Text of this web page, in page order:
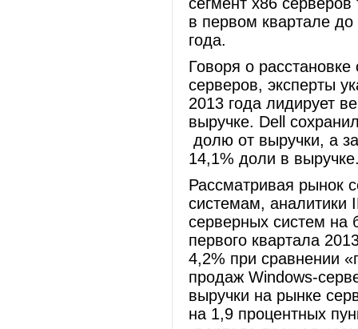
в первом квартале
года.
Говоря о
серверов, эксперты
2013 года лидирует
выручке. Dell
долю от выручки, а
14,1% доли в
Рассматривая рынок
системам, аналитики
серверных систем на
первого квартала
4,2% при сравнении
продаж Windows-
выручки на рынке
на 1,9 процентных